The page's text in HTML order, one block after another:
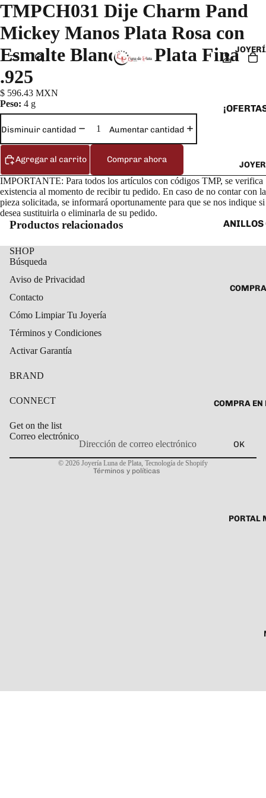
DIJES Y
SET DE
ANILLOS
COMPRA EN
PORTAL
TMPCH031 Dije Charm Pand
Mickey Manos Plata Rosa con
Esmalte Blanco en Plata Fina
.925
$ 596.43 MXN
Peso: 4 g
Disminuir cantidad Aumentar cantidad
Agregar al carrito Comprar ahora
IMPORTANTE: Para todos los artículos con códigos TMP, se verifica
existencia al momento de recibir tu pedido. En caso de no contar con la
pieza solicitada, se informará oportunamente para que se nos indique si
desea sustituirla o eliminarla de su pedido.
Productos relacionados
SHOP
Búsqueda
Aviso de Privacidad
Contacto
Cómo Limpiar Tu Joyería
Términos y Condiciones
Activar Garantía
BRAND
CONNECT
Get on the list
Correo electrónico
OK
© 2026 Joyería Luna de Plata Tecnología de Shopify
Términos y políticas
Política de privacidad